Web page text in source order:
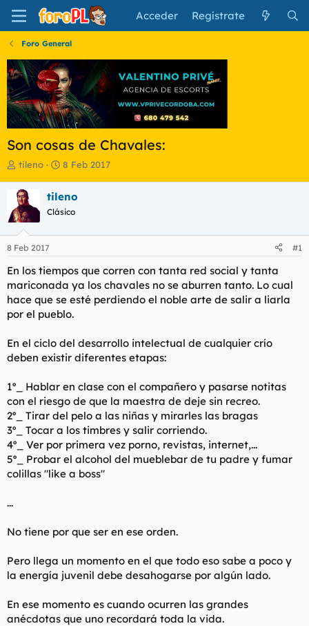
Acceder Regístrate
Foro General
Son cosas de Chavales:
I
i
c
i
a
d
o
d
e
l
t
a
tileno
F
h
a
e
i
c
i
o
8 Feb 2017
tileno
Clásico
8 Feb 2017 #1
En los tiempos que corren con tanta red social y tanta
mariconada ya los chavales no se aburren tanto. Lo cual
hace que se esté perdiendo el noble arte de salir a liarla
por el pueblo.
En el ciclo del desarrollo intelectual de cualquier crío
deben existir diferentes etapas:
1º_ Hablar en clase con el compañero y pasarse notitas
con el riesgo de que la maestra de deje sin recreo.
2º_ Tirar del pelo a las niñas y mirarles las bragas
3º_ Tocar a los timbres y salir corriendo.
4º_ Ver por primera vez porno, revistas, internet,...
5º_ Probar el alcohol del mueblebar de tu padre y fumar
colillas "like a boss"
...
No tiene por que ser en ese orden.
Pero llega un momento en el que todo eso sabe a poco y
la energía juvenil debe desahogarse por algún lado.
En ese momento es cuando ocurren las grandes
anécdotas que uno recordará toda la vida.